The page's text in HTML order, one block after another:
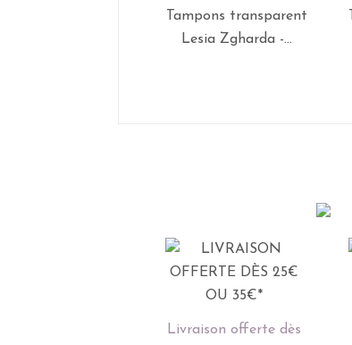
Tampons transparent
Lesia Zgharda -...
Livraison offerte dès